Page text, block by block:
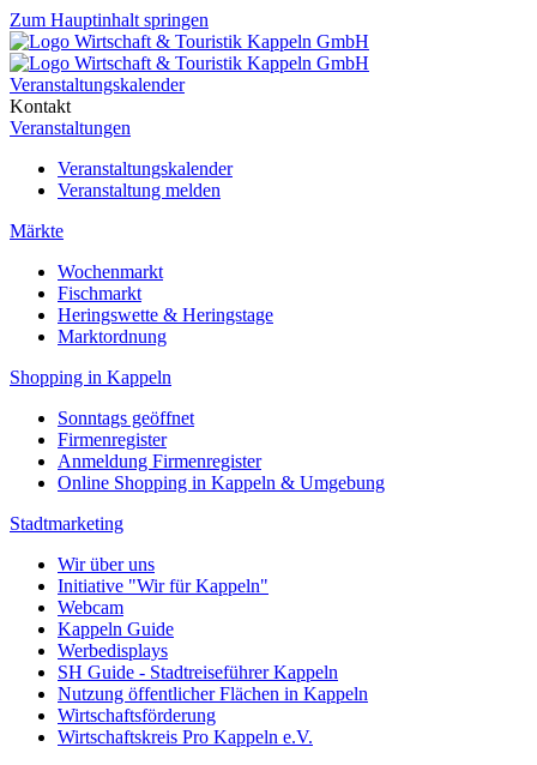
Zum Hauptinhalt springen
Veranstaltungskalender
Kontakt
Veranstaltungen
Veranstaltungskalender
Veranstaltung melden
Märkte
Wochenmarkt
Fischmarkt
Heringswette & Heringstage
Marktordnung
Shopping in Kappeln
Sonntags geöffnet
Firmenregister
Anmeldung Firmenregister
Online Shopping in Kappeln & Umgebung
Stadtmarketing
Wir über uns
Initiative "Wir für Kappeln"
Webcam
Kappeln Guide
Werbedisplays
SH Guide - Stadtreiseführer Kappeln
Nutzung öffentlicher Flächen in Kappeln
Wirtschaftsförderung
Wirtschaftskreis Pro Kappeln e.V.